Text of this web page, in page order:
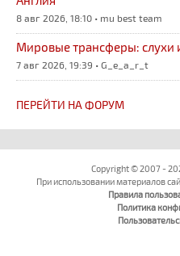
8 авг 2026, 18:10 • mu best team
Мировые трансферы: слухи
7 авг 2026, 19:39 • G_e_a_r_t
ПЕРЕЙТИ НА ФОРУМ
Copyright © 2007 -
При использовании материалов
Правила
Политика